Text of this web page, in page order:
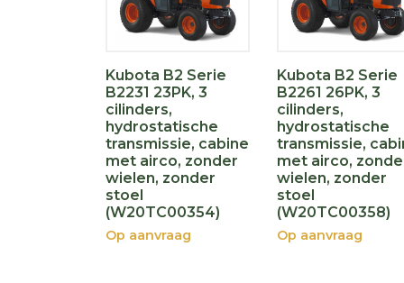
Kubota B2 Serie
B2231 23PK, 3
cilinders,
hydrostatische
transmissie, cabine
met airco, zonder
wielen, zonder
stoel
(W20TC00354)
Op aanvraag
Kubota B2 Serie
B2261 26PK, 3
cilinders,
hydrostatische
transmissie,
met airco,
wielen, zonder
stoel
(W20TC00358)
Op aanvraag